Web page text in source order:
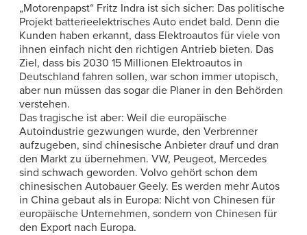
„Motorenpapst“ Fritz Indra ist sich sicher: Das politische
Projekt batterieelektrisches Auto endet bald. Denn die
Kunden haben erkannt, dass Elektroautos für viele von
ihnen einfach nicht den richtigen Antrieb bieten. Das
Ziel, dass bis 2030 15 Millionen Elektroautos in
Deutschland fahren sollen, war schon immer utopisch,
aber nun müssen das sogar die Planer in den Behörden
verstehen.
Das tragische ist aber: Weil die europäische
Autoindustrie gezwungen wurde, den Verbrenner
aufzugeben, sind chinesische Anbieter drauf und dran
den Markt zu übernehmen. VW, Peugeot, Mercedes
sind schwach geworden. Volvo gehört schon dem
chinesischen Autobauer Geely. Es werden mehr Autos
in China gebaut als in Europa: Nicht von Chinesen für
europäische Unternehmen, sondern von Chinesen für
den Export nach Europa.